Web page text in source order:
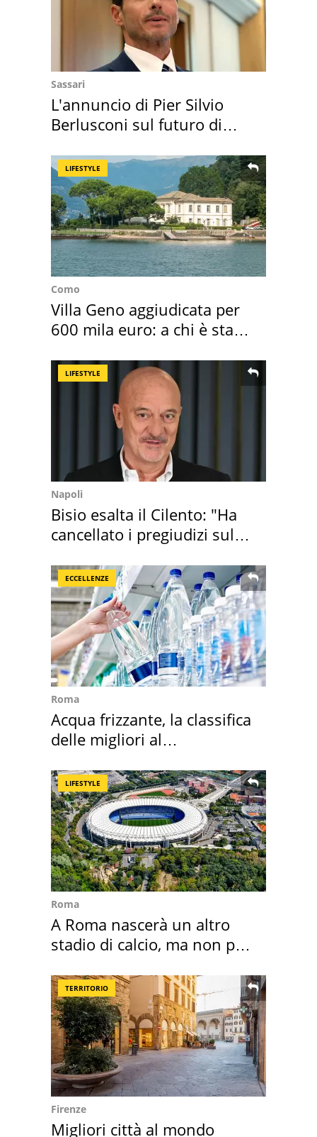
Sassari
L'annuncio di Pier Silvio
Berlusconi sul futuro di
LIFESTYLE
Como
Villa Geno aggiudicata per
600 mila euro: a chi è stata
LIFESTYLE
Napoli
Bisio esalta il Cilento: "Ha
cancellato i pregiudizi sul
ECCELLENZE
Roma
Acqua frizzante, la classifica
delle migliori al
LIFESTYLE
Roma
A Roma nascerà un altro
stadio di calcio, ma non per
TERRITORIO
Firenze
Migliori città al mondo